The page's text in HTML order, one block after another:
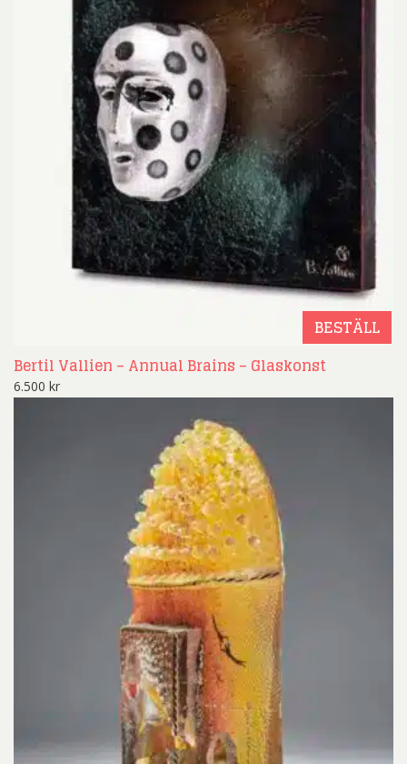
BESTÄLL
Bertil Vallien – Annual Brains – Glaskonst
6.500 kr